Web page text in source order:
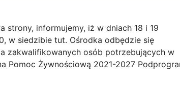
strony, informujemy, iż w dniach 18 i 19
w siedzibie tut. Ośrodka odbędzie się
zakwalifikowanych osób potrzebujących w
Pomoc Żywnościową 2021-2027